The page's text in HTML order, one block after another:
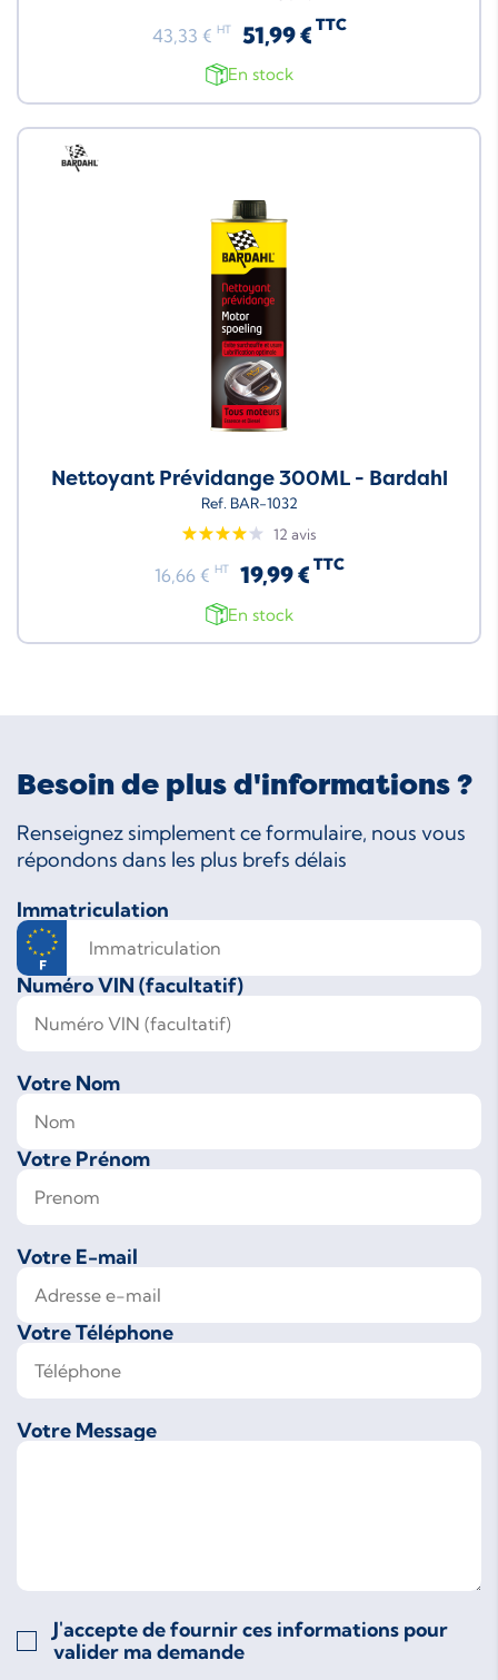
43,33 € HT 51,99 € TTC
En stock
Neuf
Nettoyant Prévidange 300ML - Bardahl
Ref. BAR-1032
12 avis
16,66 € HT 19,99 € TTC
En stock
Besoin de plus d'informations ?
Renseignez simplement ce formulaire, nous vous
répondons dans les plus brefs délais
Immatriculation
Numéro VIN (facultatif)
Votre Nom
Votre Prénom
Votre E-mail
Votre Téléphone
Votre Message
J'accepte de fournir ces informations pour
valider ma demande